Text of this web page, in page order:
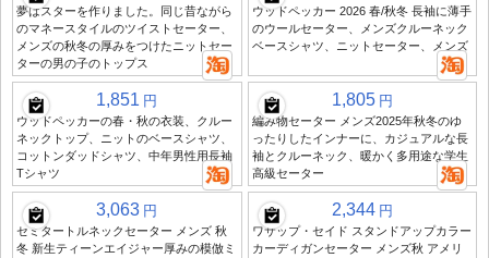
夢はスターを作りました。同じ昔ながら
のマネースタイルのツイストセーター、
メンズの秋冬の厚みをつけたニットセー
ターの男の子のトップス
ウッドペッカー 2026 春/秋冬 長袖に薄手
のウールセーター、メンズクルーネック
ベースシャツ、ニットセーター、メンズ
1,851 円
ウッドペッカーの春・秋の衣装、クルー
ネックトップ、ニットのベースシャツ、
コットンダッドシャツ、中年男性用長袖
Tシャツ
1,805 円
編み物セーター メンズ2025年秋冬のゆ
ったりしたインナーに、カジュアルな長
袖とクルーネック、暖かく多用途な学生
高級セーター
3,063 円
セミタートルネックセーター メンズ 秋
冬 新生ティーンエイジャー厚みの模倣ミ
2,344 円
ワサップ・セイド スタンドアップカラー
カーディガンセーター メンズ秋 アメリ